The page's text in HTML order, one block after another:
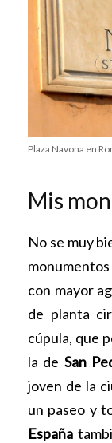
Plaza Navona en
Mis
No se muy
con mayor
de planta
cúpula, que
la de San
joven de la
un paseo y
España